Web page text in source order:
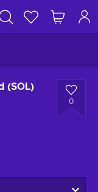
(SOL)
0